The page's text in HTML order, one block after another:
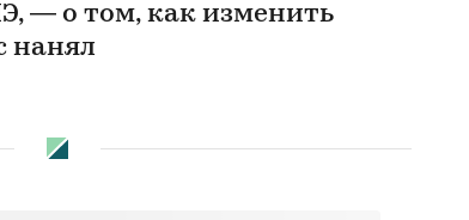
— о том, как изменить
нанял